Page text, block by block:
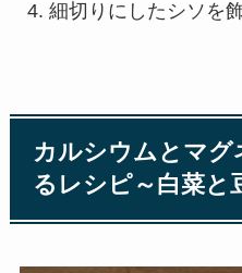
細切りにしたシソを
カルシウムとマグ
るレシピ～白菜と